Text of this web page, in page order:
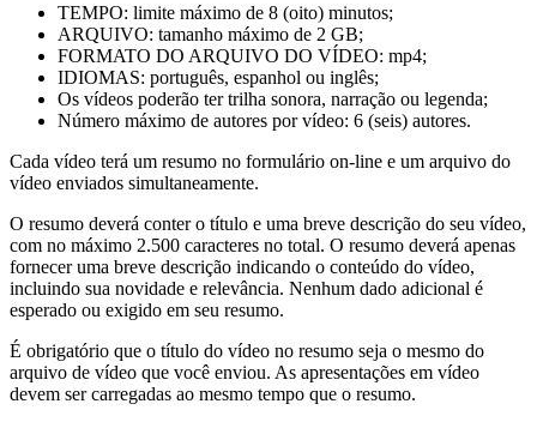
TEMPO: limite máximo de 8 (oito) minutos;
ARQUIVO: tamanho máximo de 2 GB;
FORMATO DO ARQUIVO DO VÍDEO: mp4;
IDIOMAS: português, espanhol ou inglês;
Os vídeos poderão ter trilha sonora, narração ou legenda;
Número máximo de autores por vídeo: 6 (seis) autores.
Cada vídeo terá um resumo no formulário on-line e um arquivo do
vídeo enviados simultaneamente.
O resumo deverá conter o título e uma breve descrição do seu vídeo,
com no máximo 2.500 caracteres no total. O resumo deverá apenas
fornecer uma breve descrição indicando o conteúdo do vídeo,
incluindo sua novidade e relevância. Nenhum dado adicional é
esperado ou exigido em seu resumo.
É obrigatório que o título do vídeo no resumo seja o mesmo do
arquivo de vídeo que você enviou. As apresentações em vídeo
devem ser carregadas ao mesmo tempo que o resumo.